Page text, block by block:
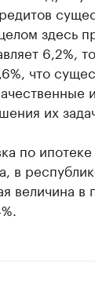
здесь
6,2%,
что
их
по
в
величина